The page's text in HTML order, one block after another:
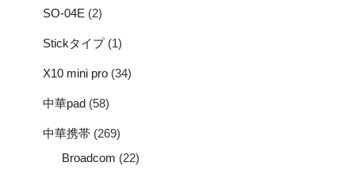
SO-04E (2)
Stickタイプ(1)
X10 mini pro (34)
中華pad (58)
中華携帯 (269)
Broadcom (22)